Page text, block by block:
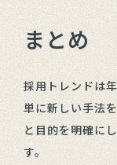
まとめ
採用トレンドは
単に新しい手法
と目的を明確に
す。